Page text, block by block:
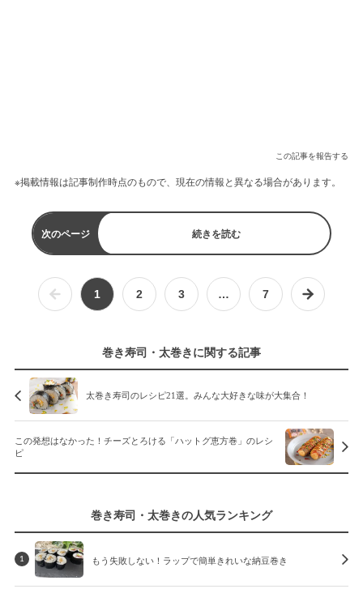
この記事を報告する
※掲載情報は記事制作時点のもので、現在の情報と異なる場合があります。
次のページ 続きを読む
1 2 3 … 7
巻き寿司・太巻きに関する記事
太巻き寿司のレシピ21選。みんな大好きな味が大集合！
この発想はなかった！チーズとろける「ハットグ恵方巻」のレシ
ピ
巻き寿司・太巻きの人気ランキング
1 もう失敗しない！ラップで簡単きれいな納豆巻き